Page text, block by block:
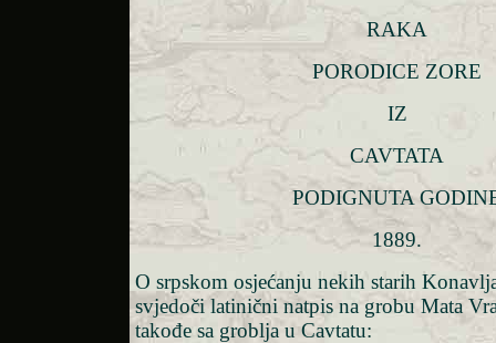
RAKA
PORODICE ZORE
IZ
CAVTATA
PODIGNUTA
1889.
O srpskom osjećanju nekih starih
svjedoči latinični natpis na grobu Mata
takođe sa groblja u Cavtatu: